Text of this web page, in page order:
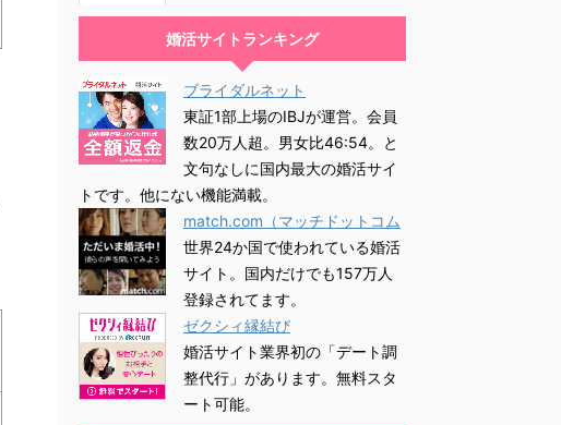
婚活サイトランキング
ブライダルネット
東証1部上場のIBJが運営。会員
数20万人超。男女比46:54。と
文句なしに国内最大の婚活サイ
トです。他にない機能満載。
match.com（マッチドットコム
世界24か国で使われている婚活
サイト。国内だけでも157万人
登録されてます。
ゼクシィ縁結び
婚活サイト業界初の「デート調
整代行」があります。無料スタ
ート可能。